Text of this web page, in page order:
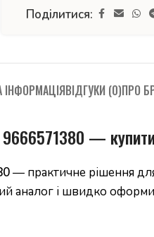
Поділитися:
ВІДГУКИ (0)ПРО
—
— практичне рішення
аналог і швидко